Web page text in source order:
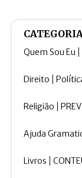
Quem Sou Eu
Direito
Religião
Ajuda
Livros